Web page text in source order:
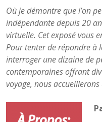
Où je démontre que l’on
indépendante depuis 20
virtuelle. Cet exposé vous
Pour tenter de répondre à
interroger une dizaine de
contemporaines offrant
voyage, nous